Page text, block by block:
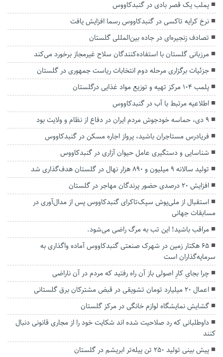
پملب یک قصر بادی در گنبدکاووس
نرخ کرایه تاکسی در گنبدکاووس رسما افزایش یافت
تصادف زنجیره‌ای در جاده بین‌المللی گلستان
مرزبانی گلستان با استفاده‌کنندگان سلاح‌ غیرمجاز برخورد می‌کند
جزئیات برگزاری مرحله دوم انتخابات ریاست جمهوری در گلستان
پلمب ۱۰۴ مرکز تهیه و توزیع مواد غذایی درگلستان
اطلاعیه مرتبط با آب در گنبدکاووس
۹ دی، حماسه خودجوش مردم ایران در دفاع از نظام و ولایت بود
فریادرس مستاجران باشید، پرواز اجاره مسکن در گنبدکاووس
شناسایی و دستگیری عامل حیوان آزاری در گنبدکاووس
تولید سالانه ۹ میلیون و ۸۹۰ هزار نهال در گلستان هدف‌گذاری شد
افزایش ۲۰ درصدی حضور پرندگان مهاجر در گلستان
استقبال از ملی‌پوش سپک‌تاکرای گنبدکاووس پس از مدال‌آوری در
مسابقات جهانی
مراقب باشید! این تب به مرگ راضی می‌شود.
۶۵ هکتار زمین در شهرک صنعتی گنبدکاووس آماده واگذاری به
سرمایه‌گذاران است
چرا بجایِ کارِ اصولی باز آن راه رفتید که مردم‌ در آن‌ ناراضی
اعمال ۲۰ میلیارد تومان تشویقی در قبض مشترکان برق گلستانی
گشایش نمایشگاه لوازم خانگی در مرکز گلستان
داوطلبانی که رد صلاحیت شده اند شکایت خود را از مجاری قانونی دنبال
کنند
پیش بینی تولید ۲۵۰ تن پیله‌تر ابریشم در گلستان